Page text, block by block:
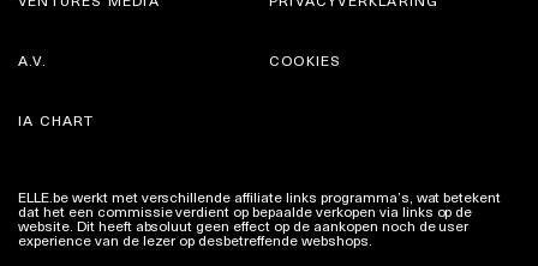
A.V.
IA CHART
COOKIES
ELLE.be werkt met verschillende affiliate links programma’s, wat betekent
dat het een commissie verdient op bepaalde verkopen via links op de
website. Dit heeft absoluut geen effect op de aankopen noch de user
experience van de lezer op desbetreffende webshops.